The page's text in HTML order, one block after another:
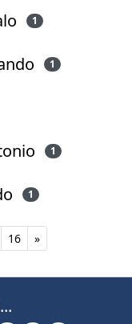
1
1
1
1
16 »